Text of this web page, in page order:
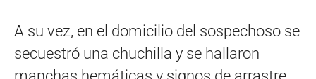
A su vez, en el domicilio del sospechoso se
secuestró una chuchilla y se hallaron